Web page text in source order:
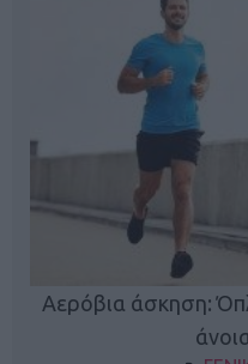
Αερόβια άσκηση: